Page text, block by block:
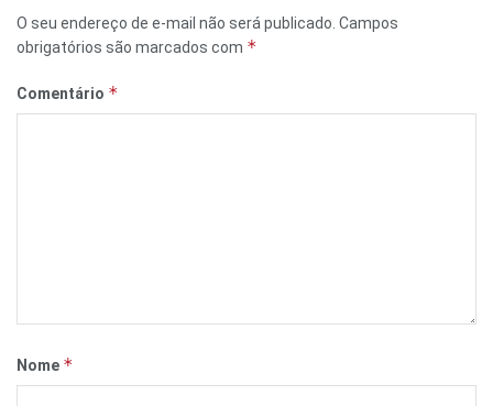
O seu endereço de e-mail não será publicado. Campos
obrigatórios são marcados com *
Comentário *
Nome *